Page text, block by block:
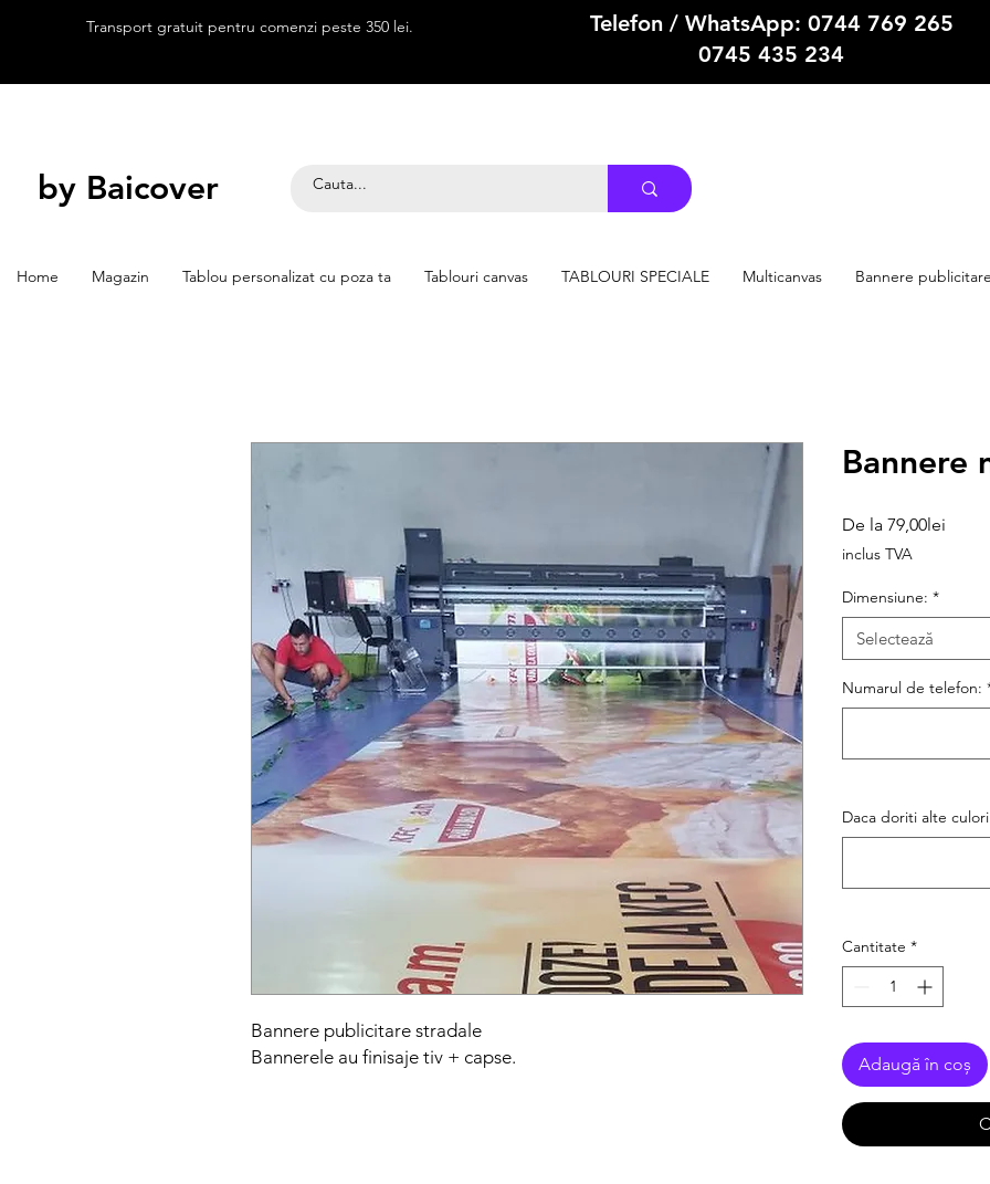
Transport gratuit pentru comenzi peste 350 lei.
Telefon / WhatsApp: 0744 769 265
0745 435 234
by Baicover
Home Magazin Tablou personalizat cu poza ta Tablouri canvas TABLOURI SPECIALE Multicanvas Bannere publicitare
Bannere publicitare stradale
Bannerele au finisaje tiv + capse.
Bannere
De la 79,00lei
inclus TVA
Dimensiune: *
Selectează
Numarul de telefon:
Daca doriti alte
Cantitate *
Adaugă în coș